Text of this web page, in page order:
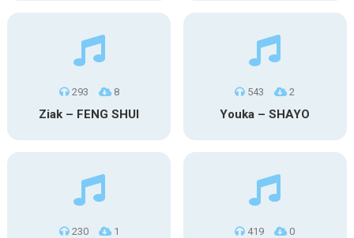
293 8
Ziak – FENG SHUI
543 2
Youka – SHAYO
230 1 419 0